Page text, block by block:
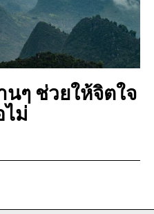
นๆ ช่วยให้จิตใจ
ไม่